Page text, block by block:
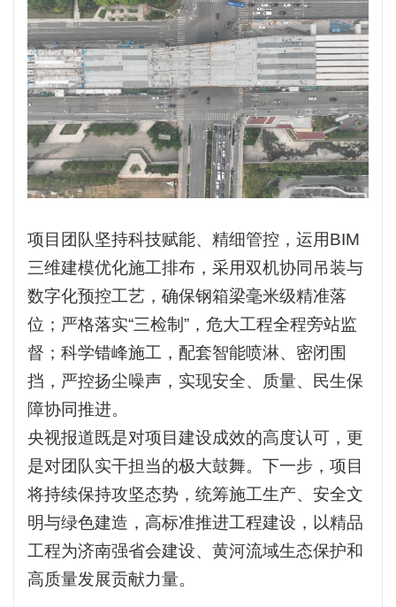
项目团队坚持科技赋能、精细管控，运用BIM
三维建模优化施工排布，采用双机协同吊装与
数字化预控工艺，确保钢箱梁毫米级精准落
位；严格落实“三检制”，危大工程全程旁站监
督；科学错峰施工，配套智能喷淋、密闭围
挡，严控扬尘噪声，实现安全、质量、民生保
障协同推进。
央视报道既是对项目建设成效的高度认可，更
是对团队实干担当的极大鼓舞。下一步，项目
将持续保持攻坚态势，统筹施工生产、安全文
明与绿色建造，高标准推进工程建设，以精品
工程为济南强省会建设、黄河流域生态保护和
高质量发展贡献力量。